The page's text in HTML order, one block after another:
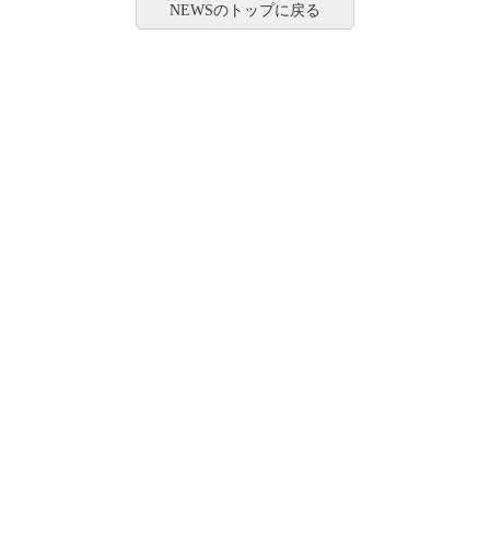
NEWSのトップに戻る